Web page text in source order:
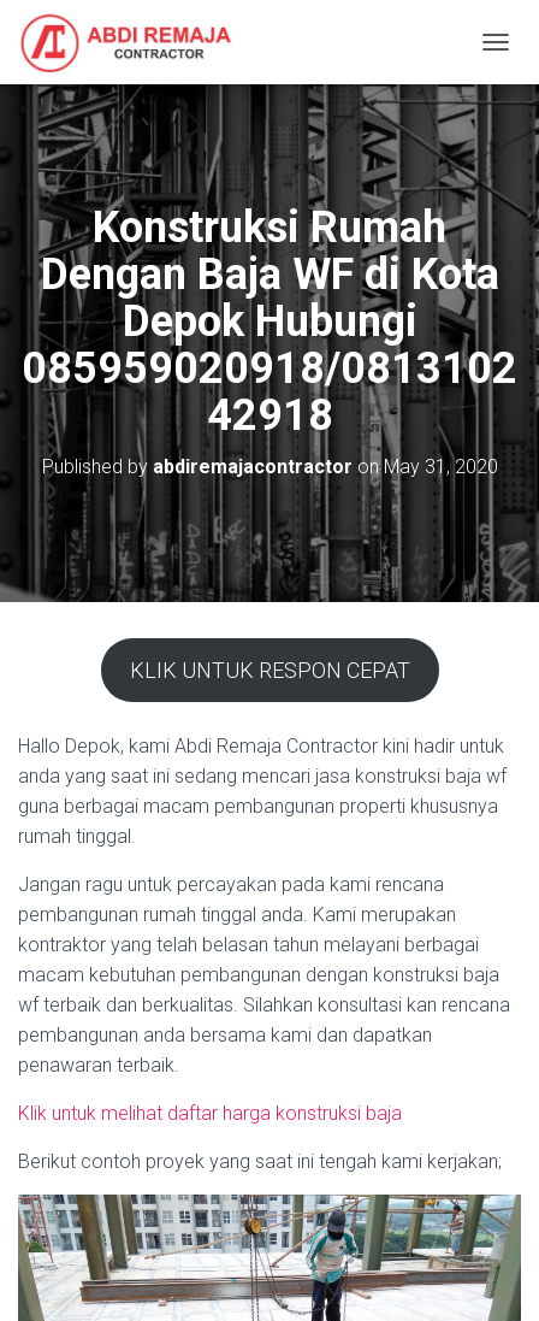
O
G
N
I
G
I
O
Konstruksi Rumah
Dengan Baja WF di Kota
Depok Hubungi
085959020918/0813102
42918
Published by abdiremajacontractor onMay 31, 2020
KLIK UNTUK RESPON CEPAT
Hallo Depok, kami Abdi Remaja Contractor kini hadir untuk
anda yang saat ini sedang mencari jasa konstruksi baja wf
guna berbagai macam pembangunan properti khususnya
rumah tinggal.
Jangan ragu untuk percayakan pada kami rencana
pembangunan rumah tinggal anda. Kami merupakan
kontraktor yang telah belasan tahun melayani berbagai
macam kebutuhan pembangunan dengan konstruksi baja
wf terbaik dan berkualitas. Silahkan konsultasi kan rencana
pembangunan anda bersama kami dan dapatkan
penawaran terbaik.
Klik untuk melihat daftar harga konstruksi baja
Berikut contoh proyek yang saat ini tengah kami kerjakan;